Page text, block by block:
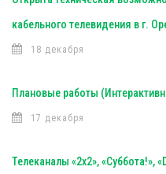
кабельного телевидения в г.
18 декабря
Плановые работы
17 декабря
Телеканалы «2х2», «Суббота!»,